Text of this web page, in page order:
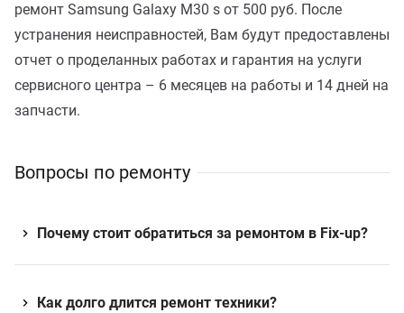
ремонт Samsung Galaxy M30 s от 500 руб. После
устранения неисправностей, Вам будут предоставлены
отчет о проделанных работах и гарантия на услуги
сервисного центра – 6 месяцев на работы и 14 дней на
запчасти.
Вопросы по ремонту
Почему стоит обратиться за ремонтом в Fix-up?
Как долго длится ремонт техники?